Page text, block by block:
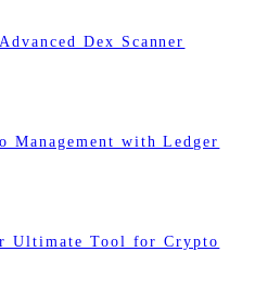
Dex Scanner
Management with Ledger
Ultimate Tool for Crypto